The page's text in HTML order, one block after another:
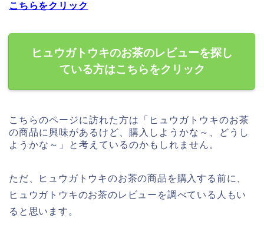
こちらをクリック
ヒュウガトウキのお茶のレビューを探し
ている方はこちらをクリック
こちらのページに訪れた方は「ヒュウガトウキのお茶
の商品に興味があるけど、購入しようかな～、どうし
ようかな～」と考えているのかもしれません。
ただ、ヒュウガトウキのお茶の商品を購入する前に、
ヒュウガトウキのお茶のレビューを調べている人もい
ると思います。